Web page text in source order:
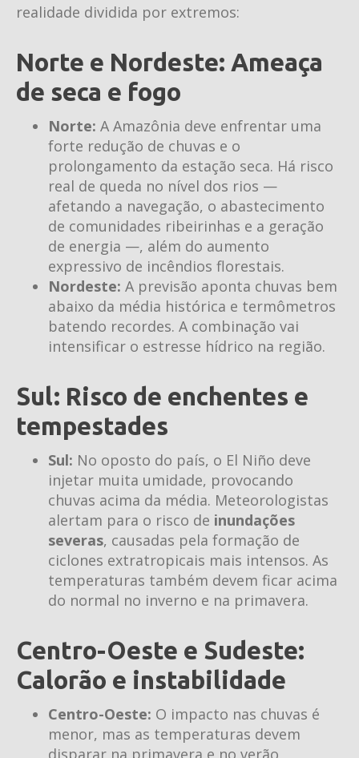
realidade dividida por extremos:
Norte e Nordeste: Ameaça
de seca e fogo
Norte: A Amazônia deve enfrentar uma
forte redução de chuvas e o
prolongamento da estação seca. Há risco
real de queda no nível dos rios —
afetando a navegação, o abastecimento
de comunidades ribeirinhas e a geração
de energia —, além do aumento
expressivo de incêndios florestais.
Nordeste: A previsão aponta chuvas bem
abaixo da média histórica e termômetros
batendo recordes. A combinação vai
intensificar o estresse hídrico na região.
Sul: Risco de enchentes e
tempestades
Sul: No oposto do país, o El Niño deve
injetar muita umidade, provocando
chuvas acima da média. Meteorologistas
alertam para o risco de inundações
severas, causadas pela formação de
ciclones extratropicais mais intensos. As
temperaturas também devem ficar acima
do normal no inverno e na primavera.
Centro-Oeste e Sudeste:
Calorão e instabilidade
Centro-Oeste: O impacto nas chuvas é
menor, mas as temperaturas devem
disparar na primavera e no verão,